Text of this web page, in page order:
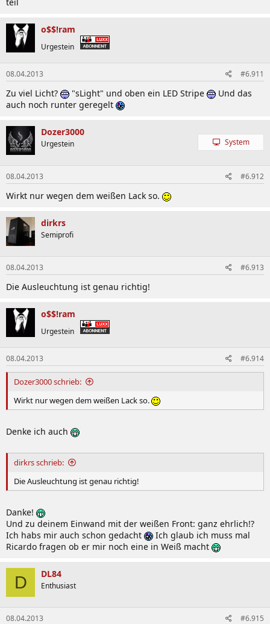
o$$!ram
Urgestein
08.04.2013 #6.911
Zu viel Licht? "sLight" und oben ein LED Stripe
Und das
auch noch runter geregelt
Dozer3000
Urgestein System
08.04.2013 #6.912
Wirkt nur wegen dem weißen Lack so.
dirkrs
Semiprofi
08.04.2013 #6.913
Die Ausleuchtung ist genau richtig!
o$$!ram
Urgestein
08.04.2013 #6.914
Dozer3000 schrieb:
Wirkt nur wegen dem weißen Lack so.
Denke ich auch
dirkrs schrieb:
Die Ausleuchtung ist genau richtig!
Danke!
Und zu deinem Einwand mit der weißen Front: ganz ehrlich!?
Ich habs mir auch schon gedacht
Ich glaub ich muss mal
Ricardo fragen ob er mir noch eine in Weiß macht
D DL84
Enthusiast
08.04.2013 #6.915